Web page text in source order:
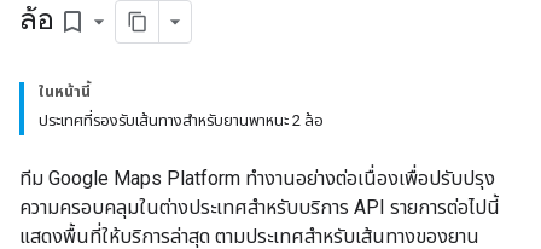
ล้อ bookmark_border
ในหน้านี้
ประเทศที่รองรับเส้นทางสำหรับยานพาหนะ 2 ล้อ
ทีม Google Maps Platform ทำงานอย่างต่อเนื่องเพื่อปรับปรุง
ความครอบคลุมในต่างประเทศสำหรับบริการ API รายการต่อไปนี้
แสดงพื้นที่ให้บริการล่าสุด ตามประเทศสำหรับเส้นทางของยาน